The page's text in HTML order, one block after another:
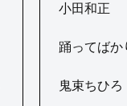
小田和正
踊ってばか
鬼束ちひろ